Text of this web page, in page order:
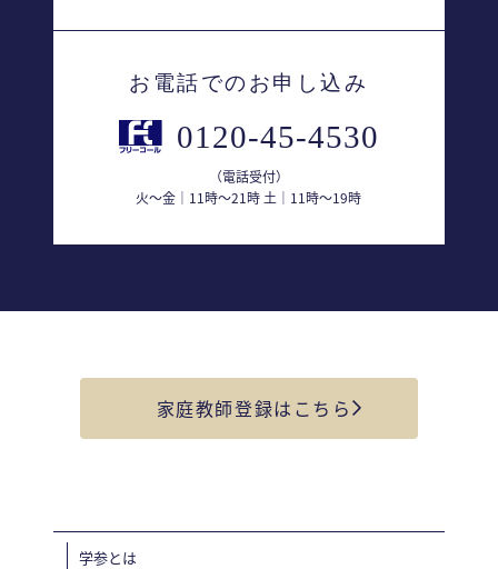
お電話でのお申し込み
0120-45-4530
（電話受付）
火〜金｜11時〜21時 土｜11時〜19時
家庭教師登録はこちら
学参とは